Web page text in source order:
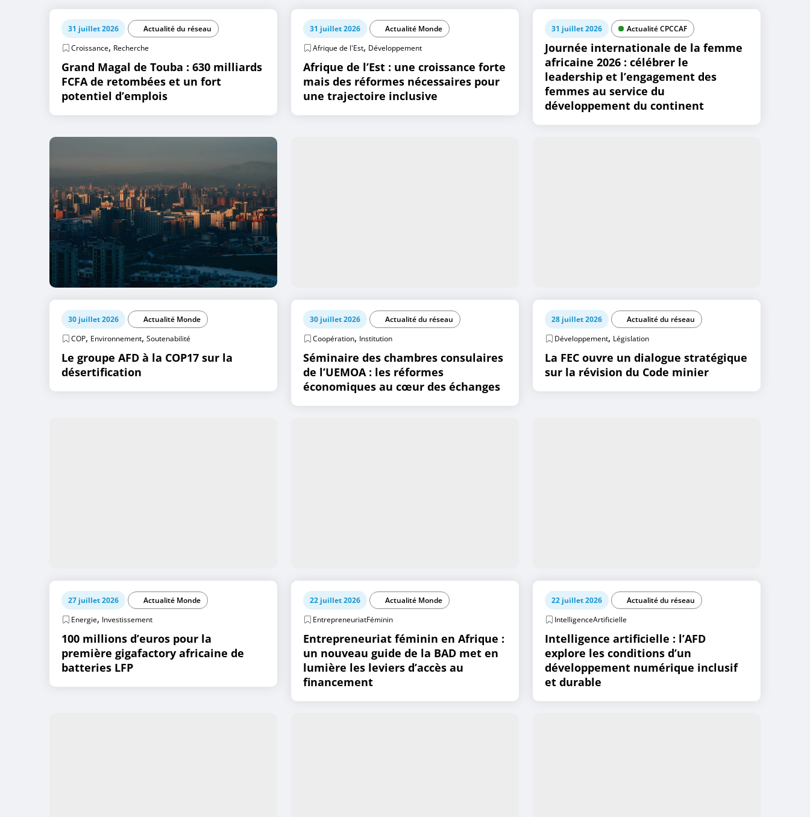
31 juillet 2026
Actualité du réseau
Croissance, Recherche
Grand Magal de Touba : 630 milliards
FCFA de retombées et un fort
potentiel d’emplois
31 juillet 2026
Actualité Monde
Afrique de l'Est, Développement
Afrique de l’Est : une croissance forte
mais des réformes nécessaires pour
une trajectoire inclusive
31 juillet 2026 Actualité CPCCAF
Journée internationale de la femme
africaine 2026 : célébrer le
leadership et l’engagement des
femmes au service du
développement du continent
30 juillet 2026
Actualité Monde
COP, Environnement, Soutenabilité
Le groupe AFD à la COP17 sur la
désertification
30 juillet 2026
Actualité du réseau
Coopération, Institution
Séminaire des chambres consulaires
de l’UEMOA : les réformes
économiques au cœur des échanges
28 juillet 2026
Actualité du réseau
Développement, Législation
La FEC ouvre un dialogue stratégique
sur la révision du Code minier
27 juillet 2026
Actualité Monde
Energie, Investissement
100 millions d’euros pour la
première gigafactory africaine de
batteries LFP
22 juillet 2026
Actualité Monde
EntrepreneuriatFéminin
Entrepreneuriat féminin en Afrique :
un nouveau guide de la BAD met en
lumière les leviers d’accès au
financement
22 juillet 2026
Actualité du réseau
IntelligenceArtificielle
Intelligence artificielle : l’AFD
explore les conditions d’un
développement numérique inclusif
et durable